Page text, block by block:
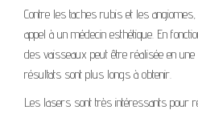
Contre les taches rubis et les
appel à un médecin esthétique. En
des vaisseaux peut être réalisée en
résultats sont plus longs à obtenir.
Les lasers sont très intéressants pour